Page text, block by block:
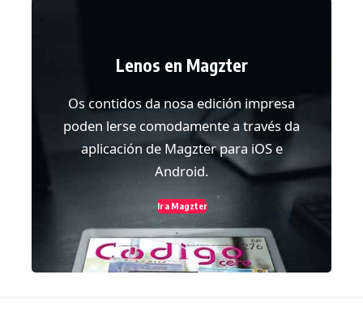
Lenos en Magzter
Os contidos da nosa edición impresa
poden lerse comodamente a través da
aplicación de Magzter para iOS e
Android.
Ir a Magzter